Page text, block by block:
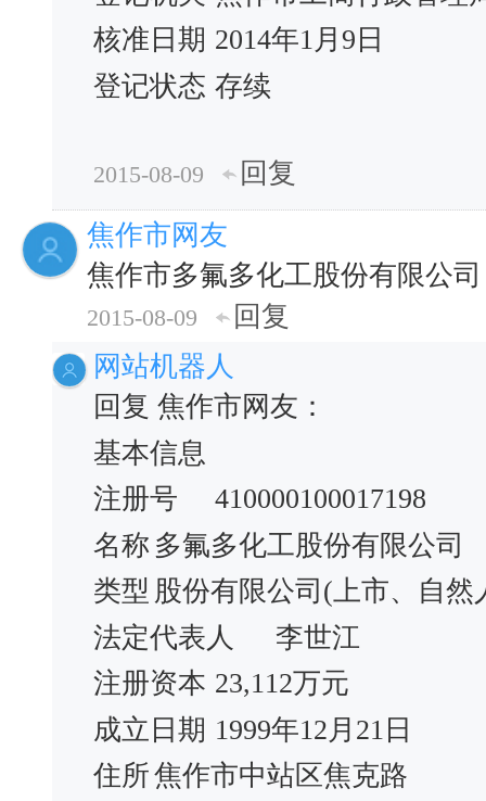
核准日期 2014年1月9日
登记状态 存续
2015-08-09
回复
焦作市网友
焦作市多氟多化工股份有限公司
2015-08-09
回复
网站机器人
回复 焦作市网友：
基本信息
注册号
410000100017198
名称 多氟多化工股份有限公司
类型 股份有限公司(上市、自然
法定代表人
李世江
注册资本 23,112万元
成立日期 1999年12月21日
住所焦作市中站区焦克路